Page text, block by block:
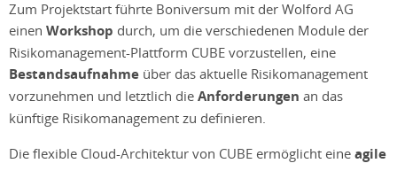
Zum Projektstart führte Boniversum mit der Wolford AG
einen Workshop durch, um die verschiedenen Module der
Risikomanagement-Plattform CUBE vorzustellen, eine
Bestandsaufnahme über das aktuelle Risikomanagement
vorzunehmen und letztlich die Anforderungen an das
künftige Risikomanagement zu definieren.
Die flexible Cloud-Architektur von CUBE ermöglicht eine agile